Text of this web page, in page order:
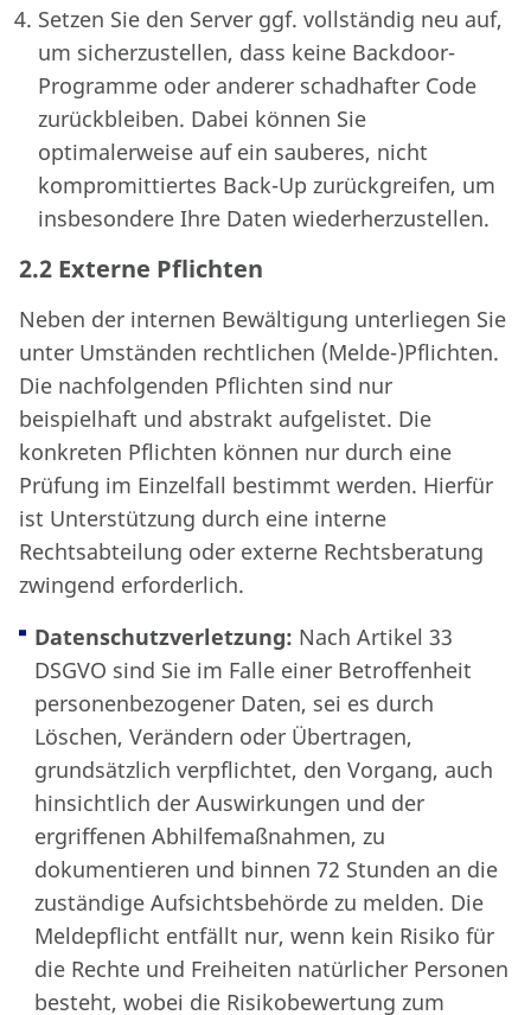
Setzen Sie den Server ggf. vollständig neu auf,
um sicherzustellen, dass keine Backdoor-
Programme oder anderer schadhafter Code
zurückbleiben. Dabei können Sie
optimalerweise auf ein sauberes, nicht
kompromittiertes Back-Up zurückgreifen, um
insbesondere Ihre Daten wiederherzustellen.
2.2 Externe Pflichten
Neben der internen Bewältigung unterliegen Sie
unter Umständen rechtlichen (Melde-)Pflichten.
Die nachfolgenden Pflichten sind nur
beispielhaft und abstrakt aufgelistet. Die
konkreten Pflichten können nur durch eine
Prüfung im Einzelfall bestimmt werden. Hierfür
ist Unterstützung durch eine interne
Rechtsabteilung oder externe Rechtsberatung
zwingend erforderlich.
Datenschutzverletzung: Nach Artikel 33
DSGVO sind Sie im Falle einer Betroffenheit
personenbezogener Daten, sei es durch
Löschen, Verändern oder Übertragen,
grundsätzlich verpflichtet, den Vorgang, auch
hinsichtlich der Auswirkungen und der
ergriffenen Abhilfemaßnahmen, zu
dokumentieren und binnen 72 Stunden an die
zuständige Aufsichtsbehörde zu melden. Die
Meldepflicht entfällt nur, wenn kein Risiko für
die Rechte und Freiheiten natürlicher Personen
besteht, wobei die Risikobewertung zum